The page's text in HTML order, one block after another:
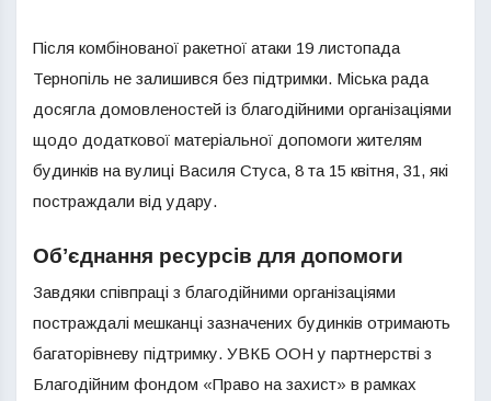
Після комбінованої ракетної атаки 19 листопада
Тернопіль не залишився без підтримки. Міська рада
досягла домовленостей із благодійними організаціями
щодо додаткової матеріальної допомоги жителям
будинків на вулиці Василя Стуса, 8 та 15 квітня, 31, які
постраждали від удару.
Обʼєднання ресурсів для допомоги
Завдяки співпраці з благодійними організаціями
постраждалі мешканці зазначених будинків отримають
багаторівневу підтримку. УВКБ ООН у партнерстві з
Благодійним фондом «Право на захист» в рамках